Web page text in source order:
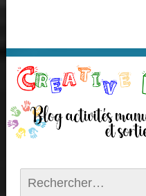
Rechercher :